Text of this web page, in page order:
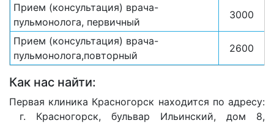
Прием (консультация) врача-
пульмонолога, первичный
3000
Прием (консультация) врача-
пульмонолога,повторный
2600
Как нас найти:
Первая клиника Красногорск находится по адресу:
г. Красногорск, бульвар Ильинский, дом 8,